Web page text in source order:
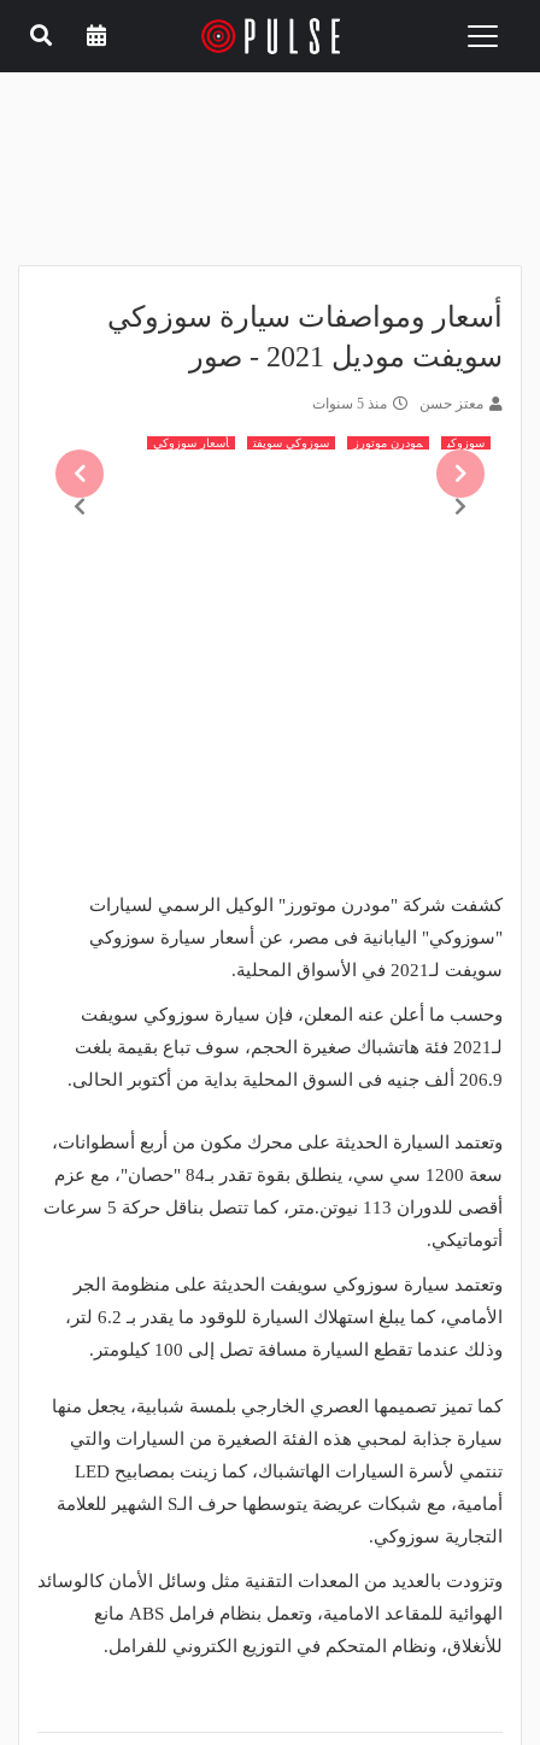
Toggle
أسعار ومواصفات سيارة سوزوكي
سويفت موديل 2021 - صور
معتز حسن منذ 5 سنوات
سوزوكي مودرن موتورز سوزوكي سويفت أسعار سوزوكي
كشفت شركة "مودرن موتورز" الوكيل الرسمي لسيارات
"سوزوكي" اليابانية فى مصر، عن أسعار سيارة سوزوكي
سويفت لـ2021 في الأسواق المحلية.
وحسب ما أعلن عنه المعلن، فإن سيارة سوزوكي سويفت
لـ2021 فئة هاتشباك صغيرة الحجم، سوف تباع بقيمة بلغت
206.9 ألف جنيه فى السوق المحلية بداية من أكتوبر الحالى.
وتعتمد السيارة الحديثة على محرك مكون من أربع أسطوانات،
سعة 1200 سي سي، ينطلق بقوة تقدر بـ84 "حصان"، مع عزم
أقصى للدوران 113 نيوتن.متر، كما تتصل بناقل حركة 5 سرعات
أتوماتيكي.
وتعتمد سيارة سوزوكي سويفت الحديثة على منظومة الجر
الأمامي، كما يبلغ استهلاك السيارة للوقود ما يقدر بـ 6.2 لتر،
وذلك عندما تقطع السيارة مسافة تصل إلى 100 كيلومتر.
كما تميز تصميمها العصري الخارجي بلمسة شبابية، يجعل منها
سيارة جذابة لمحبي هذه الفئة الصغيرة من السيارات والتي
تنتمي لأسرة السيارات الهاتشباك، كما زينت بمصابيح LED
أمامية، مع شبكات عريضة يتوسطها حرف الـS الشهير للعلامة
التجارية سوزوكي.
وتزودت بالعديد من المعدات التقنية مثل وسائل الأمان كالوسائد
الهوائية للمقاعد الامامية، وتعمل بنظام فرامل ABS مانع
للأنغلاق، ونظام المتحكم في التوزيع الكتروني للفرامل.